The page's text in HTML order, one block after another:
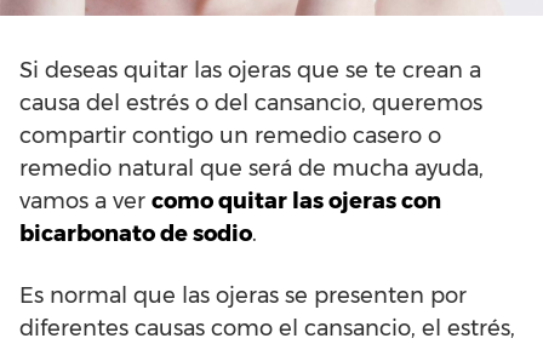
Si deseas quitar las ojeras que se te crean a
causa del estrés o del cansancio, queremos
compartir contigo un remedio casero o
remedio natural que será de mucha ayuda,
vamos a ver como quitar las ojeras con
bicarbonato de sodio.
Es normal que las ojeras se presenten por
diferentes causas como el cansancio, el estrés,